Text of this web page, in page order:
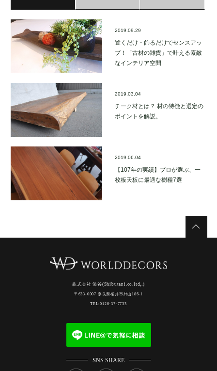
2019.09.29
置くだけ・飾るだけでセンスアッ
プ！「古材の雑貨」で叶える素敵
なインテリア空間
2019.03.04
チーク材とは？ 材の特徴と選定の
ポイントを解説。
2019.06.04
【107年の実績】プロが選ぶ、一
枚板天板に最適な樹種7選
株式会社 渋谷(Shibutani.co.ltd,.)
〒633-0007 奈良県桜井市外山186-1
TEL:0120-37-7733
SNS SHARE